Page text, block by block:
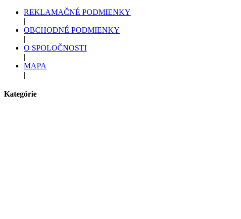
REKLAMAČNÉ PODMIENKY
|
OBCHODNÉ PODMIENKY
|
O SPOLOČNOSTI
|
MAPA
|
Kategórie